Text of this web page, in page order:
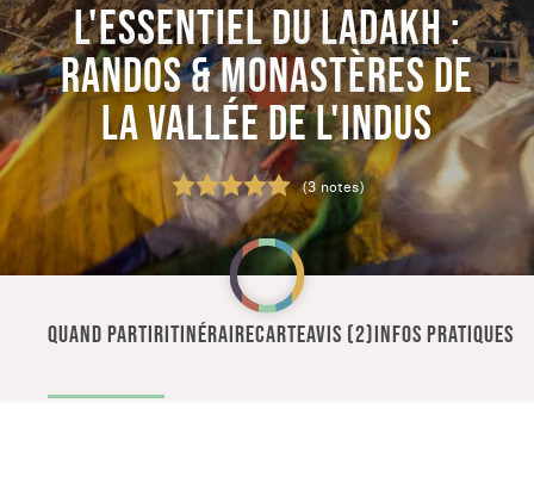
L'ESSENTIEL DU LADAKH :
RANDOS & MONASTÈRES DE
LA VALLÉE DE L'INDUS
(3 notes)
QUAND PARTIRITINÉRAIRECARTEAVIS (2)INFOS PRATIQUES